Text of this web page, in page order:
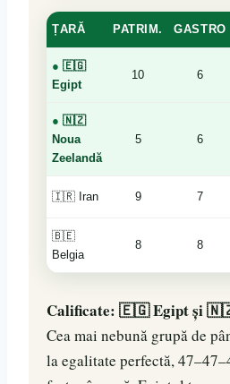
ȚARĂ PATRIM. GASTRO
● 🇪🇬
Egipt
10 6
● 🇳🇿
Noua
Zeelandă
5 6
🇮🇷 Iran 9 7
🇧🇪
Belgia
8 8
Calificate: 🇪🇬 Egipt și 🇳🇿
Cea mai nebună grupă de
la egalitate perfectă,